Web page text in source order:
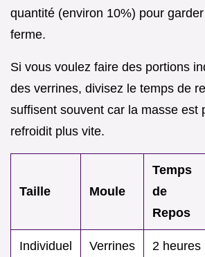
quantité (environ 10%) pour
ferme.
Si vous voulez faire des portions
des verrines, divisez le temps de
suffisent souvent car la masse est
refroidit plus vite.
Taille Moule
Temps
de
Repos
Individuel Verrines 2 heures